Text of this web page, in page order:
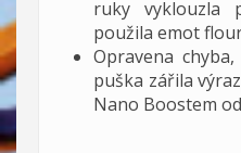
ruky vyklouzla
použila emot
Opravena
puška zářila
Nano Boostem